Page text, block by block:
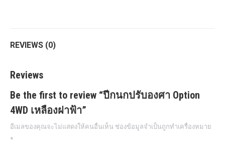
REVIEWS (0)
Reviews
Be the first to review “ปีกนกปรับองศา Option
4WD เหลืองฝาฟ้า”
อีเมลของคุณจะไม่แสดงให้คนอื่นเห็น ช่องข้อมูลจำเป็นถูกทำเครื่องหมาย
*